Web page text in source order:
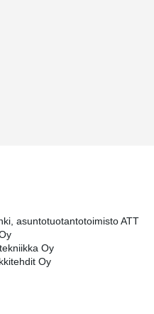
asuntotuotantotoimisto ATT
Oy
Oy